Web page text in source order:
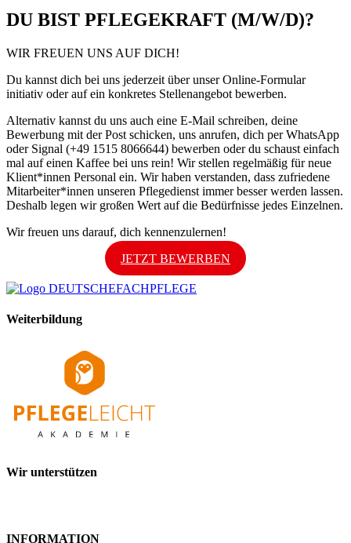
DU BIST PFLEGEKRAFT (M/W/D)?
WIR FREUEN UNS AUF DICH!
Du kannst dich bei uns jederzeit über unser Online-Formular
initiativ oder auf ein konkretes Stellenangebot bewerben.
Alternativ kannst du uns auch eine E-Mail schreiben, deine
Bewerbung mit der Post schicken, uns anrufen, dich per WhatsApp
oder Signal (+49 1515 8066644) bewerben oder du schaust einfach
mal auf einen Kaffee bei uns rein! Wir stellen regelmäßig für neue
Klient*innen Personal ein. Wir haben verstanden, dass zufriedene
Mitarbeiter*innen unseren Pflegedienst immer besser werden lassen.
Deshalb legen wir großen Wert auf die Bedürfnisse jedes Einzelnen.
Wir freuen uns darauf, dich kennenzulernen!
JETZT BEWERBEN
Weiterbildung
Wir unterstützen
INFORMATION